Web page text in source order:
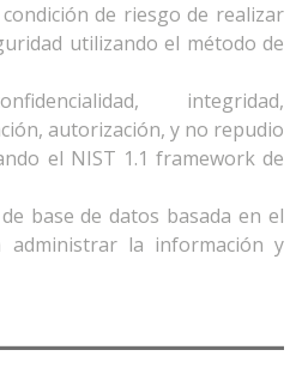
de riesgo de realizar
utilizando el método de
integridad,
autorización, y no repudio
el NIST 1.1 framework de
base de datos basada en el
administrar la información y